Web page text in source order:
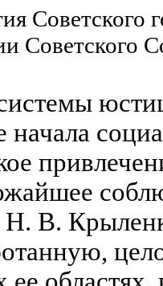
Советского
начала
Н. В.